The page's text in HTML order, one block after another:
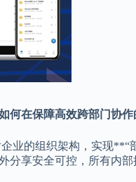
何在保障高效跨部门协
业的组织架构，实现**“
分享安全可控，所有内